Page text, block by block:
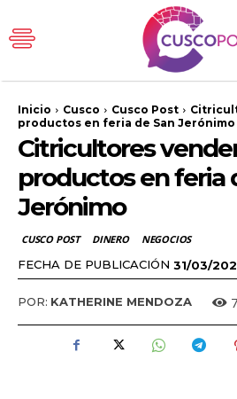
Inicio Cusco Cusco Post
productos en feria de San Jerónimo
Citricultores
productos en feria
Jerónimo
CUSCO POST DINERO NEGOCIOS
FECHA DE PUBLICACIÓN 31/03/
POR: KATHERINE MENDOZA